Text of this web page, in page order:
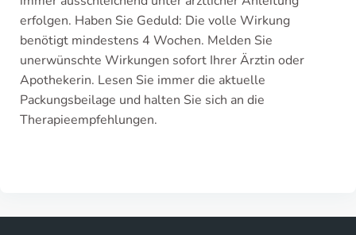
erfolgen. Haben Sie Geduld: Die volle Wirkung
benötigt mindestens 4 Wochen. Melden Sie
unerwünschte Wirkungen sofort Ihrer Ärztin oder
Apothekerin. Lesen Sie immer die aktuelle
Packungsbeilage und halten Sie sich an die
Therapieempfehlungen.